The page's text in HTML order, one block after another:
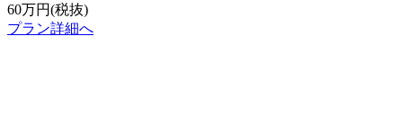
60万円(税抜)
プラン詳細へ